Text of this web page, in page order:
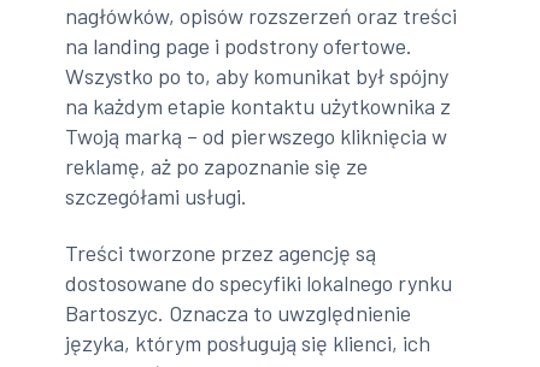
nagłówków, opisów rozszerzeń oraz treści
na landing page i podstrony ofertowe.
Wszystko po to, aby komunikat był spójny
na każdym etapie kontaktu użytkownika z
Twoją marką – od pierwszego kliknięcia w
reklamę, aż po zapoznanie się ze
szczegółami usługi.
Treści tworzone przez agencję są
dostosowane do specyfiki lokalnego rynku
Bartoszyc. Oznacza to uwzględnienie
języka, którym posługują się klienci, ich